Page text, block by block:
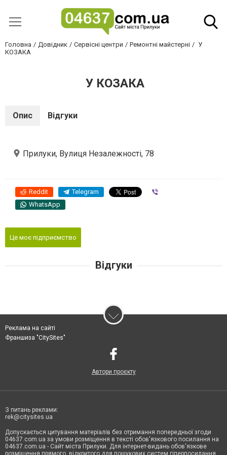
Головна Довідник Сервісні центри Ремонтні майстерні
У
КОЗАКА
У КОЗАКА
Опис Відгуки
Прилуки, Вулиця Незалежності, 78
Reddit Telegram
WhatsApp
Це моє підприємство
Відгуки
Реклама на сайті
Франшиза "CitySites"
Автори проєкту
З питань реклами:
rek@citysites.ua
Допускається цитування матеріалів без отримання попередньої згоди
04637.com.ua за умови розміщення в тексті обов'язкового посилання на
04637.com.ua - Сайт міста Прилуки. Для інтернет-видань обов'язкове
розміщення прямого, відкритого для пошукових систем гіперпосилання